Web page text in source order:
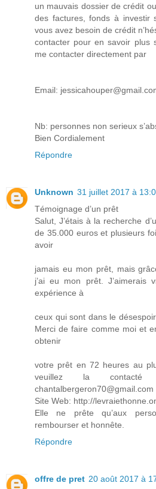
un mauvais dossier de crédit
des factures, fonds à investir
vous avez besoin de crédit
contacter pour en savoir plus
me contacter directement par
Email:
Nb: personnes non serieux
Bien Cordialement
Répondre
Unknown 31 juillet 2017 à
Témoignage d’un prêt
Salut, J’étais à la recherche
de 35.000 euros et plusieurs
avoir
jamais eu mon prêt, mais
j’ai eu mon prêt. J’aimerais
expérience à
ceux qui sont dans le
Merci de faire comme moi et
obtenir
votre prêt en 72 heures au
veuillez la
chantalbergeron70@gmail.com
Site Web: http://
Elle ne prête qu’aux
rembourser et honnête.
Répondre
offre de pret 20 août 2017 à